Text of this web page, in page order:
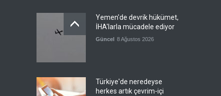
Yemen'de devrik hükümet,
İHA'larla mücadele ediyor
Güncel 8 Ağustos 2026
Türkiye'de neredeyse
herkes artık çevrim-içi